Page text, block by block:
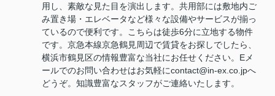
用し、素敵な見た目を演出します。共用部には敷地内ご
み置き場・エレベータなど様々な設備やサービスが揃っ
ているので便利です。こちらは徒歩6分に立地する物件
です。京急本線京急鶴見周辺で賃貸をお探しでしたら、
横浜市鶴見区の情報豊富な当社にお任せください。Eメ
ールでのお問い合わせはお気軽にcontact@in-ex.co.jpへ
どうぞ。知識豊富なスタッフがご連絡いたします。